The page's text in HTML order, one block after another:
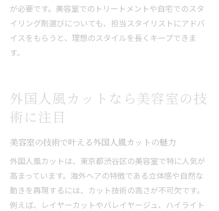
が必要です。美容室でのトリートメントや自宅でのスタ
イリング剤選びについても、担当スタイリストにアドバ
イスをもらうと、理想のスタイルを長くキープできま
す。
外国人風カットなら美容室の技
術に注目
美容室の技術で叶える外国人風カットの魅力
外国人風カットは、東京都渋谷区の美容室で特に人気が
高まっています。海外ヘアの特徴である立体感や自然な
動きを再現するには、カット技術の高さが不可欠です。
例えば、レイヤーカットやバレイヤージュ、ハイライト